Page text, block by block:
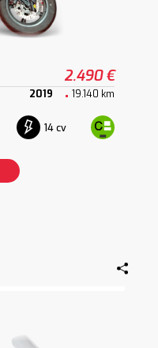
2.490 €
2019 19.140 km
14 cv